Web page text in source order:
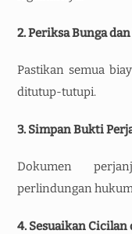
2. Periksa Bunga
Pastikan semua
ditutup-tutupi.
3. Simpan Bukti
Dokumen
perlindungan
4. Sesuaikan